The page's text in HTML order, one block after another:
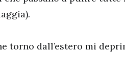
torno dall’estero mi